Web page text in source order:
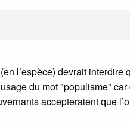
l’espèce) devrait interdire
du mot "populisme" car
accepteraient que